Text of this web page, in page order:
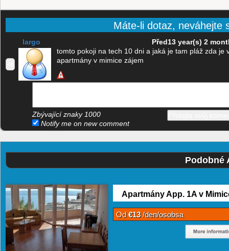
Máte-li dotaz, neváhejte
largo Před13 year(s) 2
tomto pokoji na tech 10 dni a jaká je tam pláž zda
apartmány v mimice zájem
Zbývající znaky 1000
Notify me on new comment
Podobné
Apartmány App. 1A v
Od€13/den/osobsa